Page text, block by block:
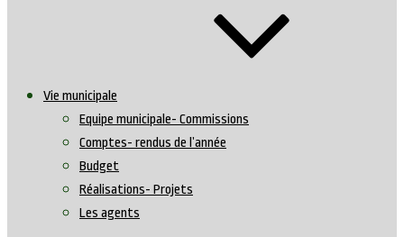
Vie municipale
Equipe municipale- Commissions
Comptes- rendus de l’année
Budget
Réalisations- Projets
Les agents